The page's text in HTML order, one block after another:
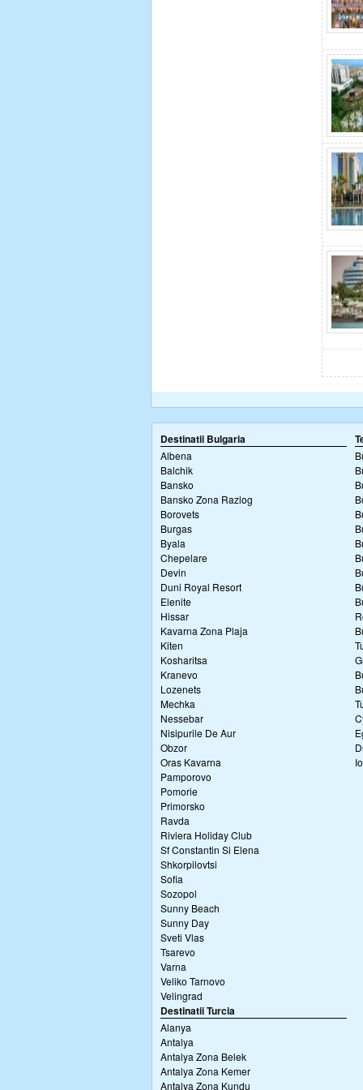
Destinatii Bulgaria
Albena
Balchik
Bansko
Bansko Zona Razlog
Borovets
Burgas
Byala
Chepelare
Devin
Duni Royal Resort
Elenite
Hissar
Kavarna Zona Plaja
Kiten
Kosharitsa
Kranevo
Lozenets
Mechka
Nessebar
Nisipurile De Aur
Obzor
Oras Kavarna
Pamporovo
Pomorie
Primorsko
Ravda
Riviera Holiday Club
Sf Constantin Si Elena
Shkorpilovtsi
Sofia
Sozopol
Sunny Beach
Sunny Day
Sveti Vlas
Tsarevo
Varna
Veliko Tarnovo
Velingrad
Destinatii Turcia
Alanya
Antalya
Antalya Zona Belek
Antalya Zona Kemer
Antalya Zona Kundu